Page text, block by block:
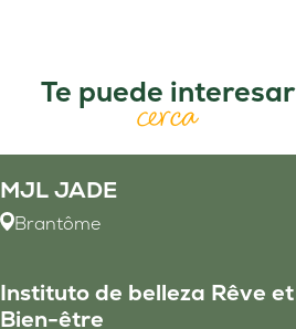
Te puede interesar
cerca
MJL JADE
Brantôme
Instituto de belleza Rêve et
Bien-être